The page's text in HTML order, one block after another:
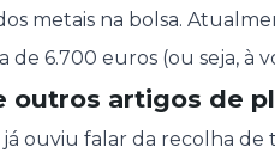
metais na bolsa.
de 6.700 euros (ou seja, à
outros artigos de
ouviu falar da recolha de